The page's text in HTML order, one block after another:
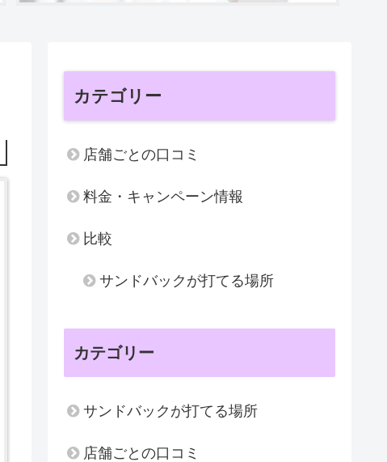
カテゴリー
店舗ごとの口コミ
料金・キャンペーン情報
比較
サンドバックが打てる場所
カテゴリー
サンドバックが打てる場所
店舗ごとの口コミ